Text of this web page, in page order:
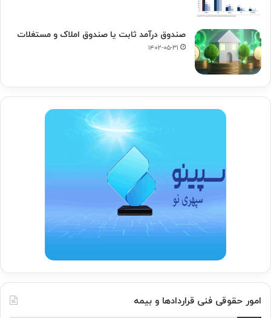
صندوق درآمد ثابت یا صندوق املاک و مستغلات
۱۴۰۲-۰۵-۳۱
امور حقوقی فنی قراردادها و بیمه